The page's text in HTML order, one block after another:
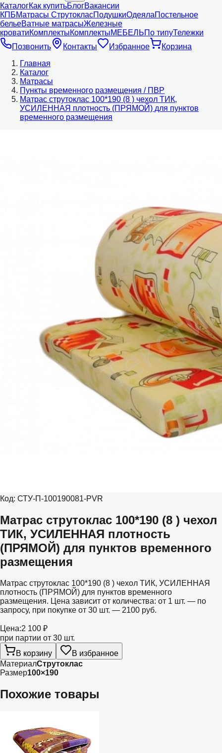
КаталогКак купитьБлогВакансии
КПБМатрасы СтрутокласПодушкиОдеялаПостельное
бельеВатные матрасыЖелезные
кроватиКомплектыКомплектыМЕБЕЛЬПо типуТележки
Позвонить
Контакты Избранное
Корзина
Главная
Каталог
Матрасы
Пункты временного размещения / ПВР
Матрас струтоклас 100*190 (8 ) чехол ТИК,
УСИЛЕННАЯ плотность (ПРЯМОЙ) для пунктов
временного размещения
Код: СТУ-П-100190081-PVR
Матрас струтоклас 100*190 (8 ) чехол
ТИК, УСИЛЕННАЯ плотность
(ПРЯМОЙ) для пунктов временного
размещения
Матрас струтоклас 100*190 (8 ) чехол ТИК, УСИЛЕННАЯ
плотность (ПРЯМОЙ) для пунктов временного
размещения. Цена зависит от количества: от 1 шт. — по
запросу, при покупке от 30 шт. — 2100 руб.
Цена:2 100 ₽
при партии от 30 шт.
В корзину
В избранное
МатериалСтрутоклас
Размер100×190
Похожие товары